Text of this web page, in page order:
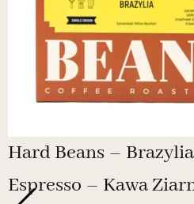
Hard Beans –
Espresso – Kawa